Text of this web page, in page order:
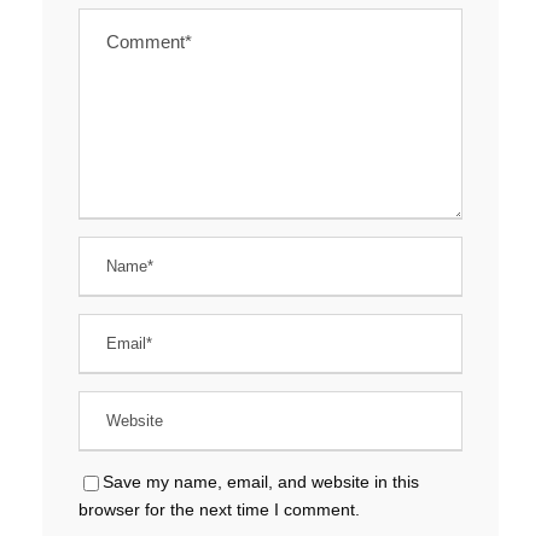
Save my name, email, and website in this
browser for the next time I comment.